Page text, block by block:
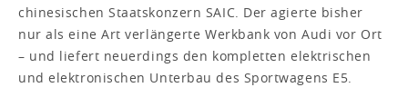
chinesischen Staatskonzern SAIC. Der agierte bisher
nur als eine Art verlängerte Werkbank von Audi vor Ort
– und liefert neuerdings den kompletten elektrischen
und elektronischen Unterbau des Sportwagens E5.